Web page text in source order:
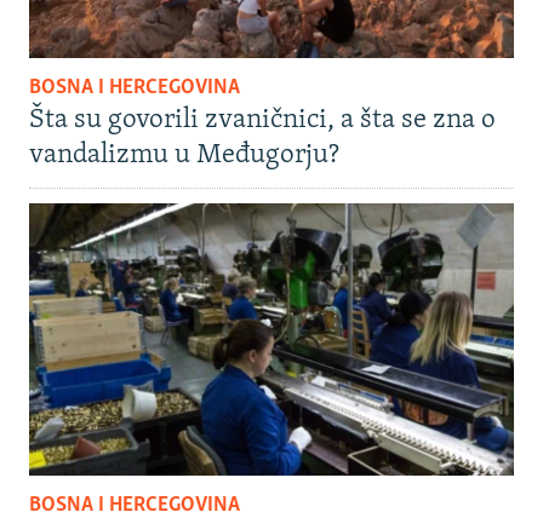
BOSNA I HERCEGOVINA
Šta su govorili zvaničnici, a šta se zna o
vandalizmu u Međugorju?
BOSNA I HERCEGOVINA